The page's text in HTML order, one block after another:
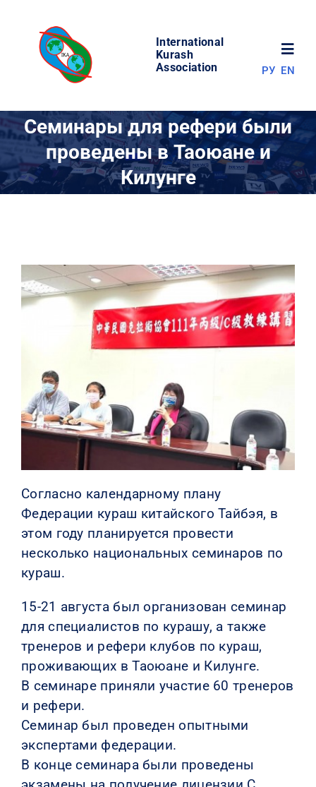
content
International
Kurash
Association
МИР КУРАША
РЕЗУЛЬТАТЫ
РУ EN
Семинары для рефери были
проведены в Таоюане и
Килунге
Согласно календарному плану
Федерации кураш китайского Тайбэя, в
этом году планируется провести
несколько национальных семинаров по
кураш.
15-21 августа был организован семинар
для специалистов по курашу, а также
тренеров и рефери клубов по кураш,
проживающих в Таоюане и Килунге.
В семинаре приняли участие 60 тренеров
и рефери.
Семинар был проведен опытными
экспертами федерации.
В конце семинара были проведены